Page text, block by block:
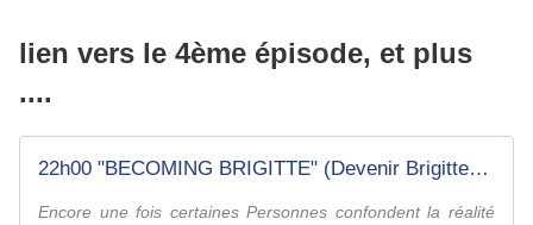
lien vers le 4ème épisode, et plus
....
22h00 "BECOMING BRIGITTE" (Devenir Brigitte) ....épisode 4 /+/ - Le fil d'Arkébi
Encore une fois certaines Personnes confondent la réalité